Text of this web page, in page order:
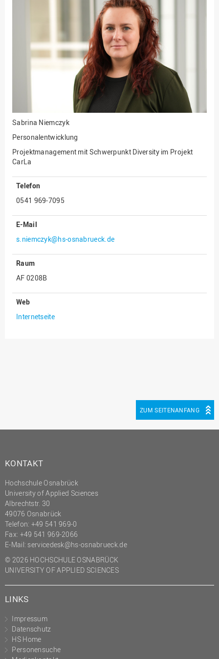
Ingenieurwissenschaften
Fakultät Management,
Kultur und Technik
Fakultät Wirtschafts- und
Sozialwissenschaften
Forschung, Kooperation,
Drittmittel
Gebäude und Technik
Gesellschaftliches
Engagement
Gleichstellungsbüro
strategie
Innenrevision
IT Service Center
Kommunikation und
Marketing
Prozessmanagement
Recht
Science to Business GmbH
Studierendensekretariat
Studium und Lehre
Transfer- und
Innovationsmanagement
Sabrina Niemczyk
Personalentwicklung
Projektmanagement mit Schwerpunkt Diversity im Projekt
CarLa
Telefon
0541 969-7095
E-Mail
s.niemczyk@hs-osnabrueck.de
Raum
AF 0208B
Web
Internetseite
ZUM SEITENANFANG
KONTAKT
Hochschule Osnabrück
University of Applied Sciences
Albrechtstr. 30
49076 Osnabrück
Telefon: +49 541 969-0
Fax: +49 541 969-2066
E-Mail: servicedesk@hs-osnabrueck.de
© 2026 HOCHSCHULE OSNABRÜCK
UNIVERSITY OF APPLIED SCIENCES
LINKS
Impressum
Datenschutz
HS Home
Personensuche